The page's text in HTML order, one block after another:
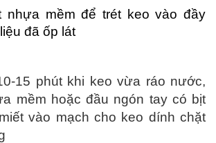
nhựa mềm để trét keo vào đầy
đã ốp lát
15 phút khi keo vừa ráo nước,
mềm hoặc đầu ngón tay có bịt
vào mạch cho keo dính chặt